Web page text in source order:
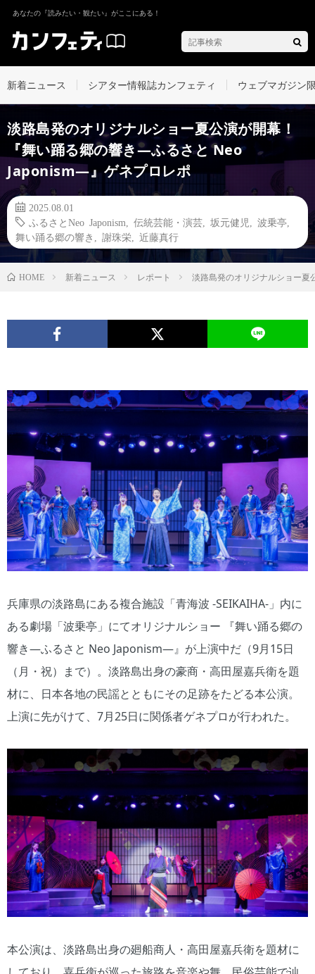
あなたの『読みたい・観たい』がここにある！
新着ニュース シアター情報誌カンフェティ ウェブマガジン
淡路島発のオリジナルショー夏公演が開幕！
『舞い踊る郷の響き―ふるさと Neo
Japonism―』ゲネプロレポ
2025.08.01
ふるさとNeo Japonism
伝統芸能・演芸 坂元健児 波乗亭
舞い踊る郷の響き
謝珠栄 近藤真行
HOME 新着ニュース レポート 淡路島発のオリジナルショー
兵庫県の淡路島にある複合施設「青海波 -SEIKAIHA-」内に
ある劇場「波乗亭」にてオリジナルショー 『舞い踊る郷の
響き―ふるさと Neo Japonism―』が上演中だ（9月15日
（月・祝）まで）。淡路島出身の豪商・高田屋嘉兵衛を題
材に、日本各地の民謡とともにその足跡をたどる本公演。
上演に先がけて、7月25日に関係者ゲネプロが行われた。
本公演は、淡路島出身の廻船商人・高田屋嘉兵衛を題材に